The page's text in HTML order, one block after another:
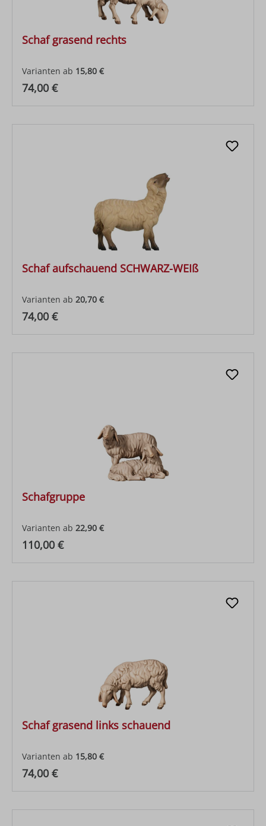
Schaf grasend rechts
Varianten ab 15,80 €
Regulärer Preis:
74,00 €
Schaf aufschauend SCHWARZ-WEIß
Varianten ab 20,70 €
Regulärer Preis:
74,00 €
Schafgruppe
Varianten ab 22,90 €
Regulärer Preis:
110,00 €
Schaf grasend links schauend
Varianten ab 15,80 €
Regulärer Preis:
74,00 €